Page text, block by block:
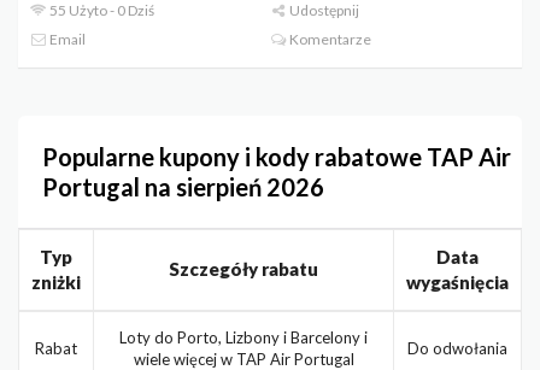
55 Użyto - 0 Dziś
Udostępnij
Email
Komentarze
Popularne kupony i kody rabatowe TAP Air
Portugal na sierpień 2026
Typ
zniżki
Szczegóły rabatu
Data
wygaśnięcia
Rabat
Loty do Porto, Lizbony i Barcelony i
wiele więcej w TAP Air Portugal
Do odwołania